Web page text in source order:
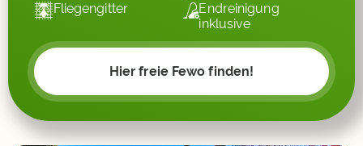
Fliegengitter
Endreinigung
inklusive
Hier freie Fewo finden!